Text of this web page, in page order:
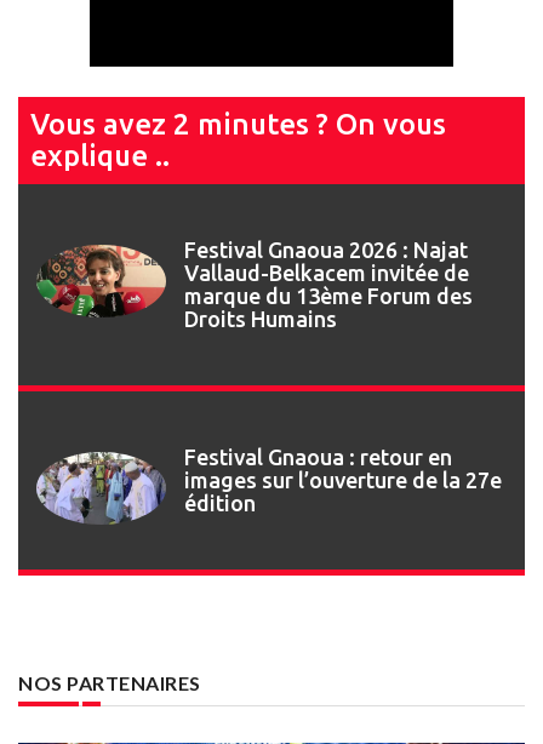
Vous avez 2 minutes ? On vous
explique ..
Festival Gnaoua 2026 : Najat
Vallaud-Belkacem invitée de
marque du 13ème Forum des
Droits Humains
Festival Gnaoua : retour en
images sur l’ouverture de la 27e
édition
NOS PARTENAIRES